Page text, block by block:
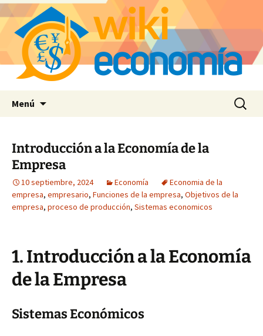
Menú Buscar:
Introducción a la Economía de la
Empresa
10 septiembre, 2024 Economía
Economia de la
empresa, empresario, Funciones de la empresa, Objetivos de la
empresa, proceso de producción, Sistemas economicos
1. Introducción a la Economía
de la Empresa
Sistemas Económicos